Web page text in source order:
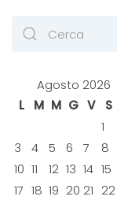
Agosto 2026
L
M M G V S
1
3
4 5 6 7 8
10 11 12 13 14 15
17 18 19 20 21 22